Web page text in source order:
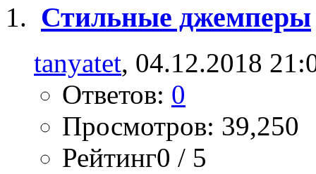
Стильные джемперы
tanyatet, 04.12.2018
Ответов: 0
Просмотров: 39,250
Рейтинг0 / 5